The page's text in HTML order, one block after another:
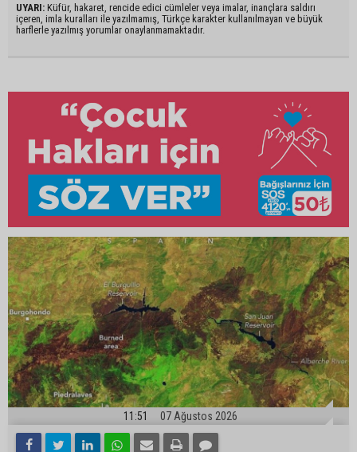
UYARI: Küfür, hakaret, rencide edici cümleler veya imalar, inançlara saldırı
içeren, imla kuralları ile yazılmamış, Türkçe karakter kullanılmayan ve büyük
harflerle yazılmış yorumlar onaylanmamaktadır.
11:51 07 Ağustos 2026